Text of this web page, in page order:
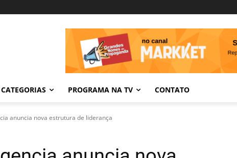
CATEGORIAS PROGRAMA NA TV CONTATO
anuncia nova estrutura de liderança